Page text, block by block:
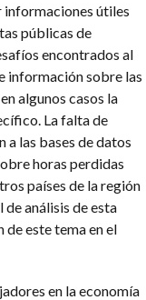
útiles
públicas de
encontrados al
información sobre las
algunos casos la
La falta de
las bases de datos
horas perdidas
países de la región
análisis de esta
este tema en el
en la economía